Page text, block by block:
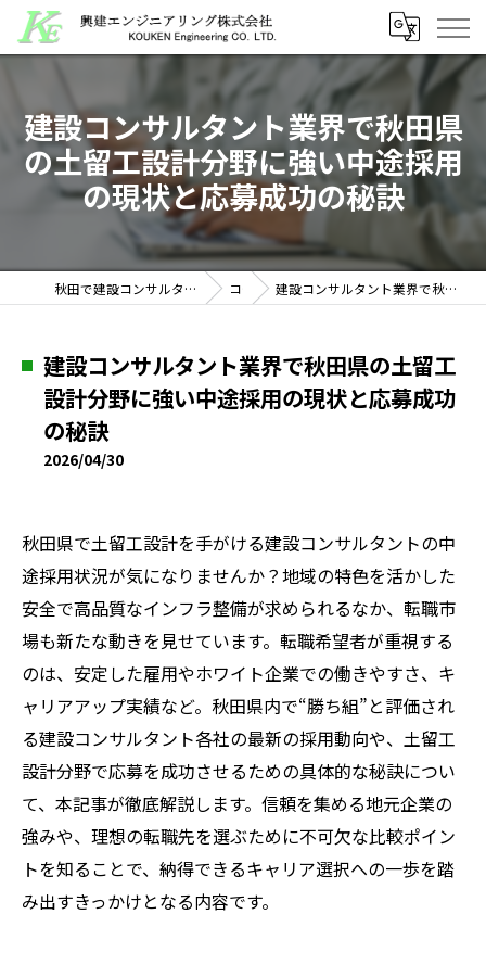
建設コンサルタント業界で秋田県
の土留工設計分野に強い中途採用
の現状と応募成功の秘訣
秋田で建設コンサルタントの求人なら興建エンジニアリング株式会社 コラム 建設コンサルタント業界で秋田県の土留工設計分野に強い中途採用の現状と応募成功の秘訣
建設コンサルタント業界で秋田県の土留工
設計分野に強い中途採用の現状と応募成功
の秘訣
2026/04/30
秋田県で土留工設計を手がける建設コンサルタントの中
途採用状況が気になりませんか？地域の特色を活かした
安全で高品質なインフラ整備が求められるなか、転職市
場も新たな動きを見せています。転職希望者が重視する
のは、安定した雇用やホワイト企業での働きやすさ、キ
ャリアアップ実績など。秋田県内で“勝ち組”と評価され
る建設コンサルタント各社の最新の採用動向や、土留工
設計分野で応募を成功させるための具体的な秘訣につい
て、本記事が徹底解説します。信頼を集める地元企業の
強みや、理想の転職先を選ぶために不可欠な比較ポイン
トを知ることで、納得できるキャリア選択への一歩を踏
み出すきっかけとなる内容です。